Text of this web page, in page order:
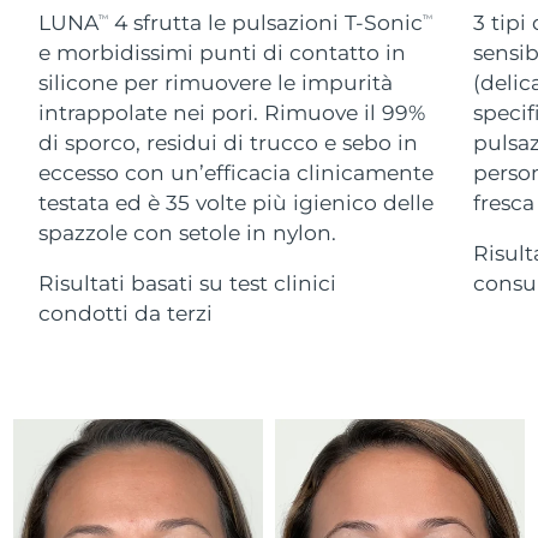
LUNATM 4 sfrutta le pulsazioni T-SonicTM
e morbidissimi punti di contatto in
silicone per rimuovere le impurità
intrappolate nei pori. Rimuove il 99%
di sporco, residui di trucco e sebo in
eccesso con un’efficacia clinicamente
testata ed è 35 volte più igienico delle
spazzole con setole in nylon.
Risultati basati su test clinici
condotti da terzi
3 tipi
For healthy hair
18% PAP
Cosmetici Uomini
Vedi tutto
APP FOREO
Israele Consegna stimata14/08/2026
Italia Consegna stimata 10/08/2026
Giappone Consegna stimata13/08/2026
Jersey Consegna stimata15/08/2026
12/08/2026
Kuwait
Libano Consegna stimata11/08/2026
Lituania Consegna stimata 10/08/2026